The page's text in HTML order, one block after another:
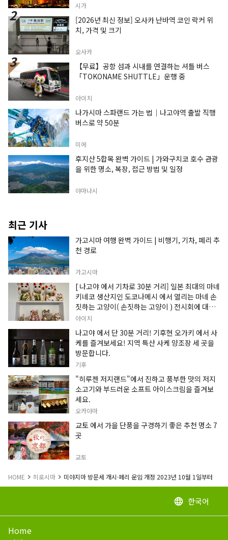
시가
[2026년 최신 정보] 오사카 난바역 코인 락커 위
치, 가격 및 크기
오사카
【무료】공항 섬과 시내를 연결하는 셔틀 버스
「TOKONAME SHUTTLE」운행 중
아이치
나가시마 스파랜드 가는 법｜나고야역 출발 직행
버스로 약 50분
미에
후지산 5합목 완벽 가이드 | 가와구치코 호수 관광
을 위한 명소, 복장, 접근 방법 및 일정
야마나시
최근 기사
가고시마 여행 완벽 가이드 | 비행기, 기차, 페리 추
천 경로
가고시마
[ 나고야 에서 기차로 30분 거리] 일본 최대의 마네
키네코 생산지인 도코나메시 에서 열리는 마네 손
짓하는 고양이( 손짓하는 고양이 ) 전시회에 대한
정보입니다.
아이치
나고야 에서 단 30분 거리! 기후현 오가키 에서 사
케를 즐겨보세요! 지역 특산 사케 양조장 세 곳을
방문합니다.
기후
"히루젠 저지랜드"에서 진하고 풍부한 맛의 저지
소고기와 부드러운 소프트 아이스크림을 즐겨보
세요.
오카야마
교토 에서 가을 단풍을 구경하기 좋은 추천 명소 7
곳
교토
HOME 히로시마 미야지마 방문세 개시·페리 운임 개정 2023년 10월 1일부터
language 한국어
Home